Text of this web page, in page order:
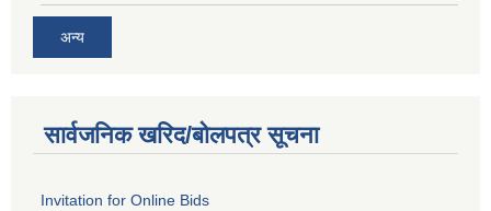
अन्य
सार्वजनिक खरिद/बोलपत्र सूचना
Invitation for Online Bids